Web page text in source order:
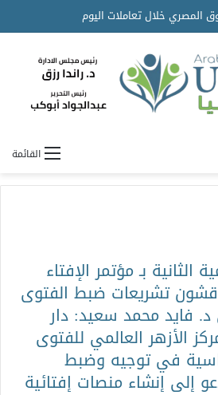
المصري خلال تعاملات اليوم
القائمة
الثانية بـ مؤتمر الإفتاء
تشريعات ضبط الفتوى
فايد محمد سعيد: دار
الأزهر العالمي للفتوى
في توجيه وضبط
إلى إنشاء منصات إفتائية